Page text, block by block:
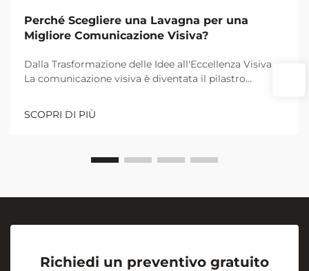
Perché Scegliere una Lavagna per una
Migliore Comunicazione Visiva?
Dalla Trasformazione delle Idee all'Eccellenza Visiva
La comunicazione visiva è diventata il pilastro
apprendimento efficaci negli ambienti lavorativi e
didattici moderni. Al centro di questa rivoluzione
SCOPRI DI PIÙ
Richiedi un preventivo gratuito